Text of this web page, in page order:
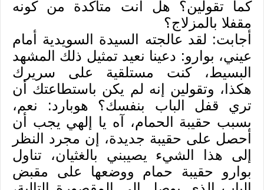
كما تقولين؟ هل أنت متأكدة من كونه
مقفلا بالمزلاج؟
أجابت: لقد عالجته السيدة السويدية أمام
عيني، بوارو: دعينا نعيد تمثيل ذلك المشهد
البسيط، كنت مستلقية على سريرك
هكذا، وتقولين إنه لم يكن باستطاعتك أن
تري قفل الباب بنفسك؟ هوبارد: نعم،
بسبب حقيبة الحمام، آه يا إلهي يجب أن
أحصل على حقيبة جديدة، إن مجرد النظر
إلى هذا الشيء يصيبني بالغثيان، تناول
بوارو حقيبة حمام ووضعها على مقبض